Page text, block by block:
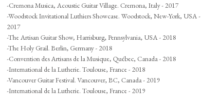
-Cremona Musica, Acoustic Guitar Village. Cremona, Italy - 2017
-Woodstock Invitational Luthiers Showcase. Woodstock, New-York, USA -
2017
-The Artisan Guitar Show, Harrisburg, Pennsylvania, USA - 2018
-The Holy Grail. Berlin, Germany - 2018
-Convention des Artisans de la Musique, Québec, Canada - 2018
-International de la Lutherie. Toulouse, France - 2018
-Vancouver Guitar Festival. Vancouver, BC, Canada - 2019
-International de la Lutherie. Toulouse, France - 2019